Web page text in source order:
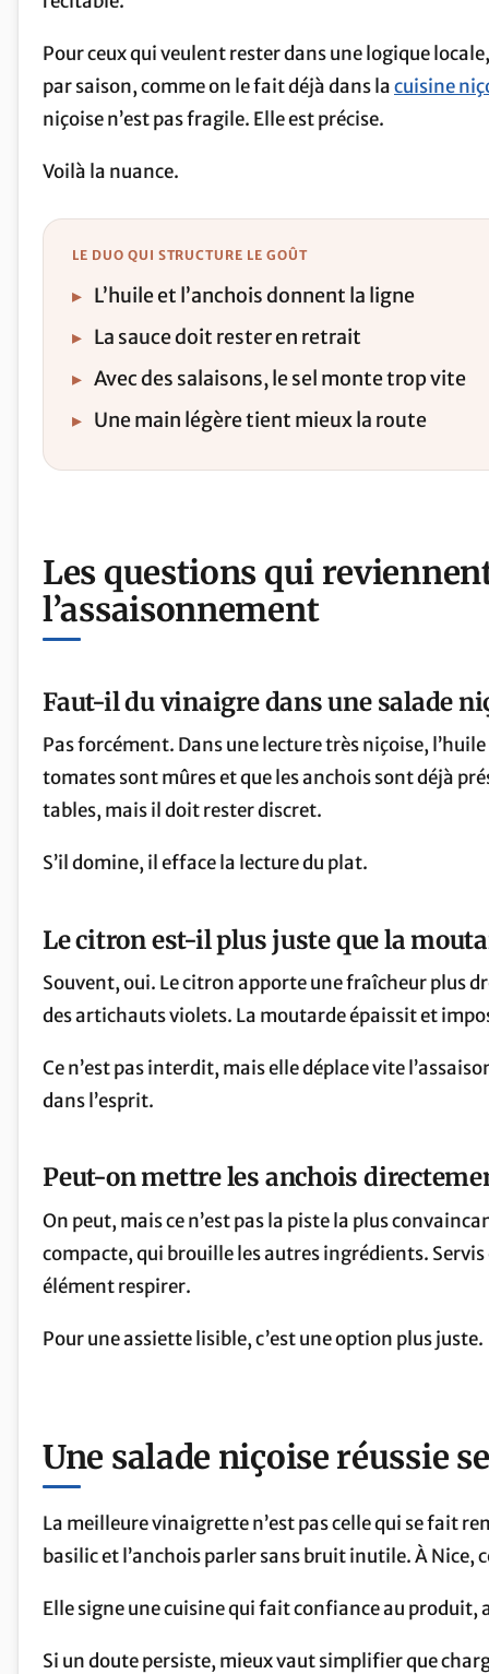
Pour ceux qui veulent rester dans une logique
par saison, comme on le fait déjà dans lacuisine
niçoise n’est pas fragile. Elle est précise.
Voilà la nuance.
LE DUO QUI STRUCTURE LE GOÛT
▸ L’huile et l’anchois donnent la ligne
▸ La sauce doit rester en retrait
▸ Avec des salaisons, le sel monte trop vite
▸ Une main légère tient mieux la route
Les questions qui
l’assaisonnement
Faut-il du vinaigre dans une salade
Pas forcément. Dans une lecture très niçoise,
tomates sont mûres et que les anchois sont déjà
tables, mais il doit rester discret.
S’il domine, il efface la lecture du plat.
Le citron est-il plus juste que la
Souvent, oui. Le citron apporte une fraîcheur plus
des artichauts violets. La moutarde épaissit et
Ce n’est pas interdit, mais elle déplace vite
dans l’esprit.
Peut-on mettre les anchois
On peut, mais ce n’est pas la piste la plus
compacte, qui brouille les autres ingrédients.
élément respirer.
Pour une assiette lisible, c’est une option plus juste.
Une salade niçoise réussie
La meilleure vinaigrette n’est pas celle qui se fait
basilic et l’anchois parler sans bruit inutile. À Nice,
Elle signe une cuisine qui fait confiance au produit,
Si un doute persiste, mieux vaut simplifier que